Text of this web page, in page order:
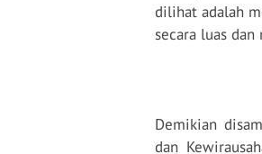
dilihat adalah
secara luas dan
Demikian
dan